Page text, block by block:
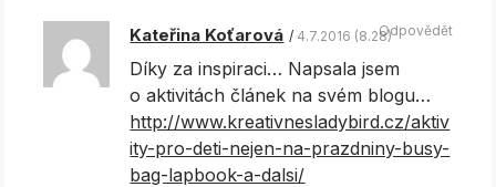
Kateřina Koťarová 4.7.2016 (8.28)
Díky za inspiraci… Napsala jsem
o aktivitách článek na svém blogu…
http://www.kreativnesladybird.cz/aktiv
ity-pro-deti-nejen-na-prazdniny-busy-
bag-lapbook-a-dalsi/
Odpovědět